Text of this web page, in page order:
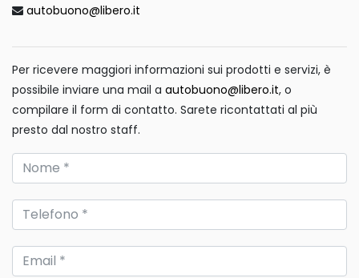
autobuono@libero.it
Per ricevere maggiori informazioni sui prodotti e servizi, è
possibile inviare una mail a autobuono@libero.it, o
compilare il form di contatto. Sarete ricontattati al più
presto dal nostro staff.